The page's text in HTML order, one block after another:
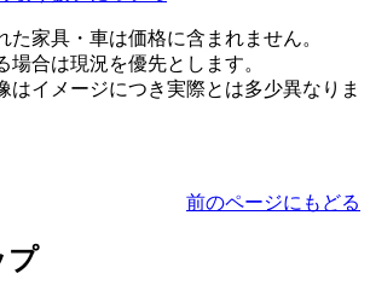
家具・車は価格に含まれません。
合は現況を優先とします。
イメージにつき実際とは多少異なりま
前のページにもどる